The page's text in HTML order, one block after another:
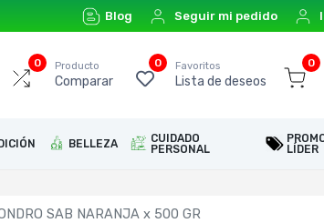
Blog Seguir mi pedido
0 Producto
Comparar
0 Favoritos
Lista de deseos
0
BELLEZA
CUIDADO
PERSONAL
LÍDER
SAB NARANJA x 500 GR